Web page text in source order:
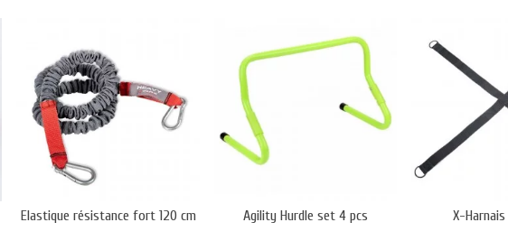
Elastique résistance fort 120 cm Agility Hurdle set 4 pcs X-